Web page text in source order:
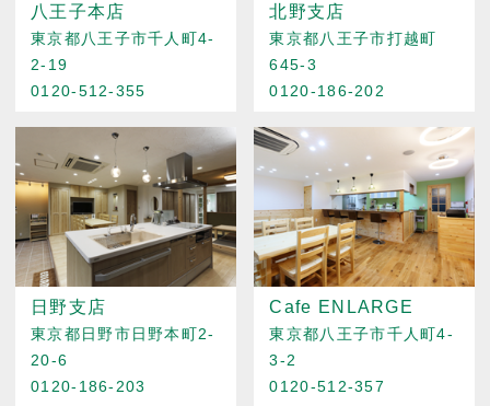
八王子本店
東京都八王子市千人町4-
2-19
0120-512-355
北野支店
東京都八王子市打越町
645-3
0120-186-202
日野支店
東京都日野市日野本町2-
20-6
0120-186-203
Cafe ENLARGE
東京都八王子市千人町4-
3-2
0120-512-357